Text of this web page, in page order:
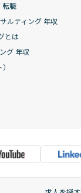
転職
ルティング 年収
とは
グ 年収